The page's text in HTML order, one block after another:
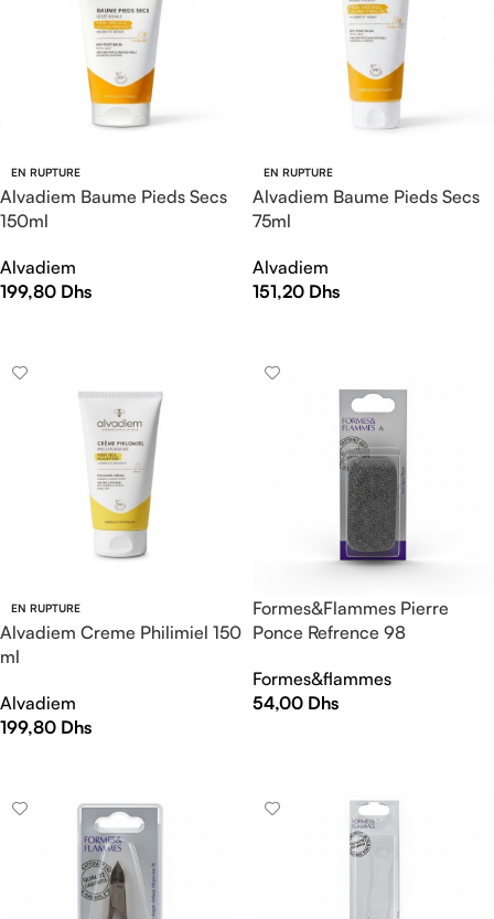
EN RUPTURE
Alvadiem Baume Pieds Secs
150ml
Alvadiem
199,80 Dhs
EN RUPTURE
Alvadiem Baume Pieds Secs
75ml
Alvadiem
151,20 Dhs
EN RUPTURE
Alvadiem Creme Philimiel 150
ml
Alvadiem
199,80 Dhs
Formes&Flammes Pierre
Ponce Refrence 98
Formes&flammes
54,00 Dhs